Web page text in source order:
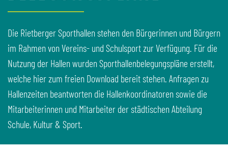
Die Rietberger Sporthallen stehen den Bürgerinnen und Bürgern
im Rahmen von Vereins- und Schulsport zur Verfügung. Für die
Nutzung der Hallen wurden Sporthallenbelegungspläne erstellt,
welche hier zum freien Download bereit stehen. Anfragen zu
Hallenzeiten beantworten die Hallenkoordinatoren sowie die
Mitarbeiterinnen und Mitarbeiter der städtischen Abteilung
Schule, Kultur & Sport.